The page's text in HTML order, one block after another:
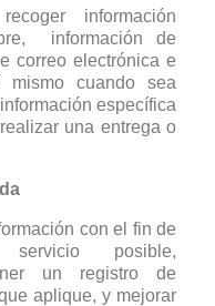
información
información de
correo electrónica e
mismo cuando sea
específica
una entrega o
con el fin de
posible,
un registro de
aplique, y mejorar